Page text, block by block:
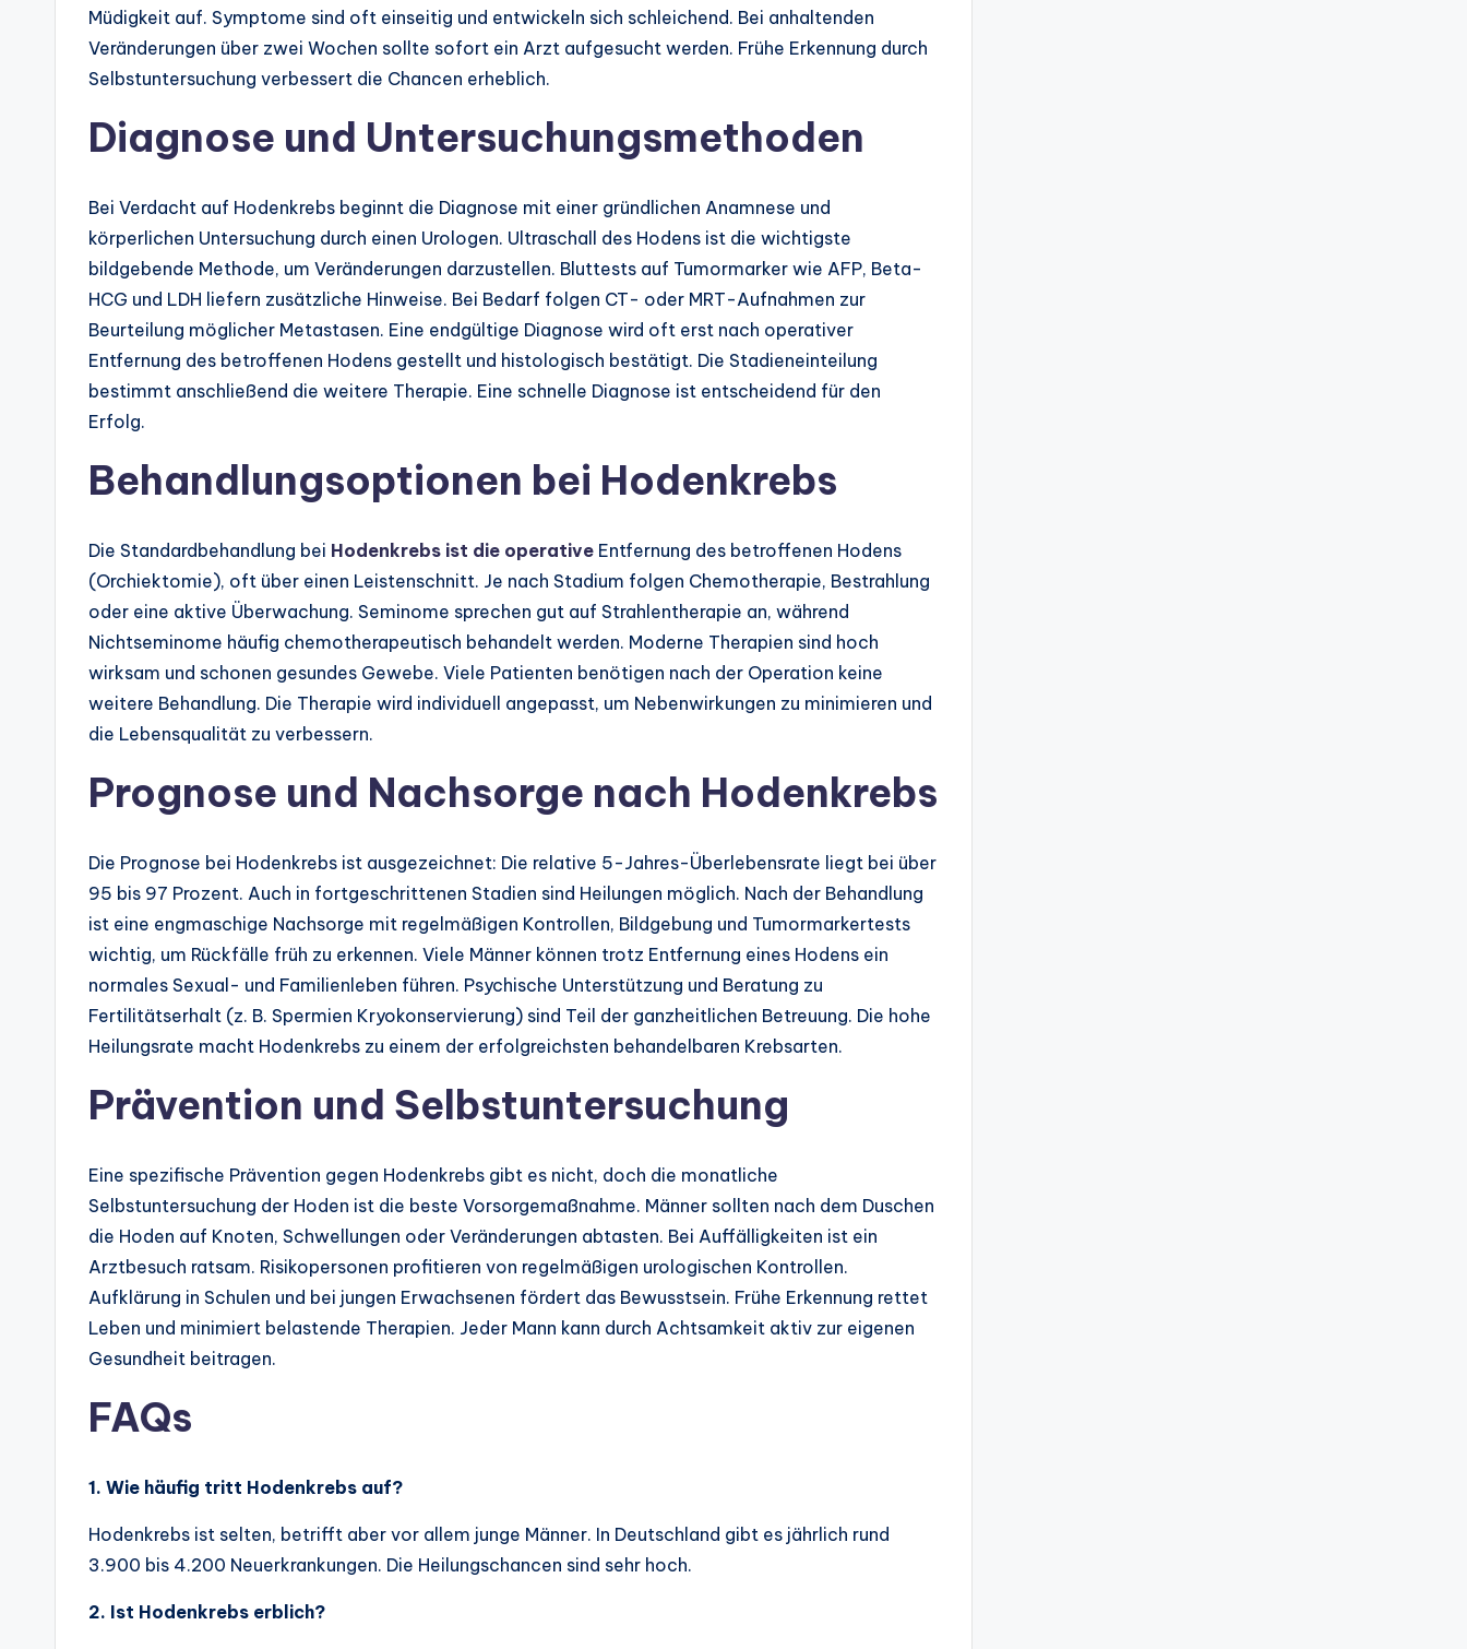
Müdigkeit auf. Symptome sind oft einseitig und entwickeln sich schleichend. Bei anhaltenden
Veränderungen über zwei Wochen sollte sofort ein Arzt aufgesucht werden. Frühe Erkennung durch
Selbstuntersuchung verbessert die Chancen erheblich.
Diagnose und Untersuchungsmethoden
Bei Verdacht auf Hodenkrebs beginnt die Diagnose mit einer gründlichen Anamnese und
körperlichen Untersuchung durch einen Urologen. Ultraschall des Hodens ist die wichtigste
bildgebende Methode, um Veränderungen darzustellen. Bluttests auf Tumormarker wie AFP, Beta-
HCG und LDH liefern zusätzliche Hinweise. Bei Bedarf folgen CT- oder MRT-Aufnahmen zur
Beurteilung möglicher Metastasen. Eine endgültige Diagnose wird oft erst nach operativer
Entfernung des betroffenen Hodens gestellt und histologisch bestätigt. Die Stadieneinteilung
bestimmt anschließend die weitere Therapie. Eine schnelle Diagnose ist entscheidend für den
Erfolg.
Behandlungsoptionen bei Hodenkrebs
Die Standardbehandlung bei Hodenkrebs ist die operative Entfernung des betroffenen Hodens
(Orchiektomie), oft über einen Leistenschnitt. Je nach Stadium folgen Chemotherapie, Bestrahlung
oder eine aktive Überwachung. Seminome sprechen gut auf Strahlentherapie an, während
Nichtseminome häufig chemotherapeutisch behandelt werden. Moderne Therapien sind hoch
wirksam und schonen gesundes Gewebe. Viele Patienten benötigen nach der Operation keine
weitere Behandlung. Die Therapie wird individuell angepasst, um Nebenwirkungen zu minimieren und
die Lebensqualität zu verbessern.
Prognose und Nachsorge nach Hodenkrebs
Die Prognose bei Hodenkrebs ist ausgezeichnet: Die relative 5-Jahres-Überlebensrate liegt bei über
95 bis 97 Prozent. Auch in fortgeschrittenen Stadien sind Heilungen möglich. Nach der Behandlung
ist eine engmaschige Nachsorge mit regelmäßigen Kontrollen, Bildgebung und Tumormarkertests
wichtig, um Rückfälle früh zu erkennen. Viele Männer können trotz Entfernung eines Hodens ein
normales Sexual- und Familienleben führen. Psychische Unterstützung und Beratung zu
Fertilitätserhalt (z. B. Spermien Kryokonservierung) sind Teil der ganzheitlichen Betreuung. Die hohe
Heilungsrate macht Hodenkrebs zu einem der erfolgreichsten behandelbaren Krebsarten.
Prävention und Selbstuntersuchung
Eine spezifische Prävention gegen Hodenkrebs gibt es nicht, doch die monatliche
Selbstuntersuchung der Hoden ist die beste Vorsorgemaßnahme. Männer sollten nach dem Duschen
die Hoden auf Knoten, Schwellungen oder Veränderungen abtasten. Bei Auffälligkeiten ist ein
Arztbesuch ratsam. Risikopersonen profitieren von regelmäßigen urologischen Kontrollen.
Aufklärung in Schulen und bei jungen Erwachsenen fördert das Bewusstsein. Frühe Erkennung rettet
Leben und minimiert belastende Therapien. Jeder Mann kann durch Achtsamkeit aktiv zur eigenen
Gesundheit beitragen.
FAQs
1. Wie häufig tritt Hodenkrebs auf?
Hodenkrebs ist selten, betrifft aber vor allem junge Männer. In Deutschland gibt es jährlich rund
3.900 bis 4.200 Neuerkrankungen. Die Heilungschancen sind sehr hoch.
2. Ist Hodenkrebs erblich?